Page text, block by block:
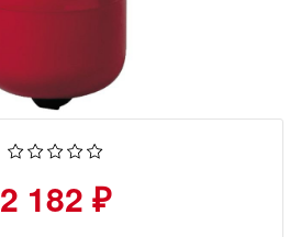
2 182 ₽